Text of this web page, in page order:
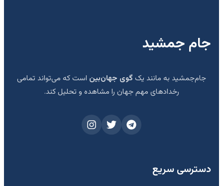
جام جمشید
جام‌جمشید به مانند یک گوی جهان‌بین است که می‌تواند تمامی
رخدادهای مهم جهان را مشاهده و تحلیل کند.
دسترسی سریع